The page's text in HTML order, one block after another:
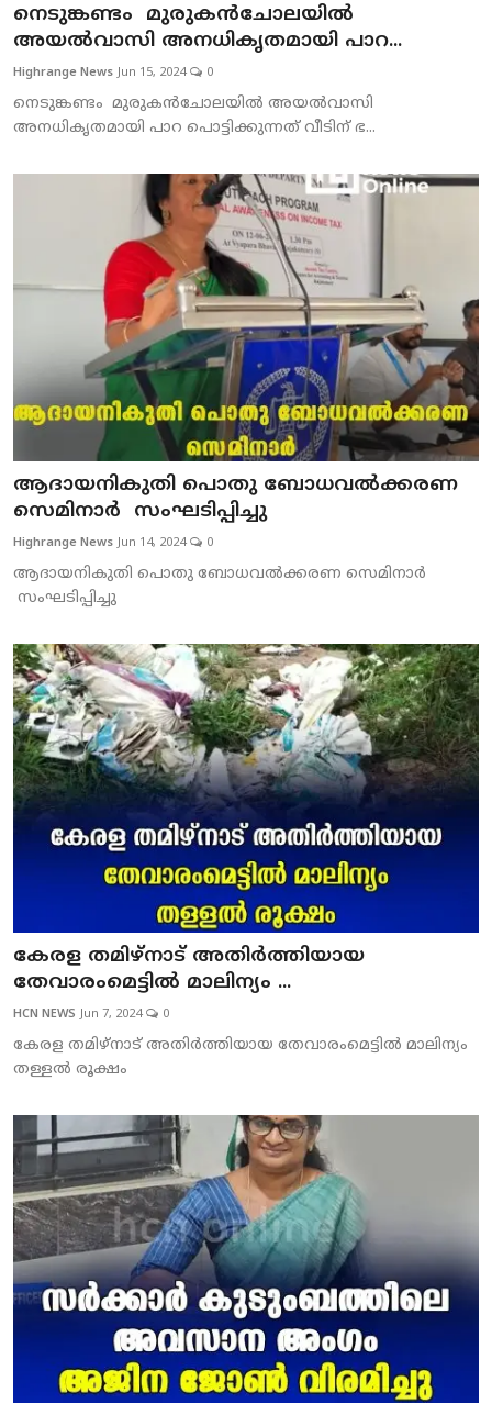
നെടുങ്കണ്ടം മുരുകന്‍ചോലയില്‍
അയല്‍വാസി അനധികൃതമായി പാറ...
Highrange News Jun 15, 2024 0
നെടുങ്കണ്ടം മുരുകന്‍ചോലയില്‍ അയല്‍വാസി
അനധികൃതമായി പാറ പൊട്ടിക്കുന്നത് വീടിന് ഭ...
ആദായനികുതി പൊതു ബോധവല്‍ക്കരണ
സെമിനാര്‍ സംഘടിപ്പിച്ചു
Highrange News Jun 14, 2024 0
ആദായനികുതി പൊതു ബോധവല്‍ക്കരണ സെമിനാര്‍
സംഘടിപ്പിച്ചു
കേരള തമിഴ്‌നാട് അതിര്‍ത്തിയായ
തേവാരംമെട്ടില്‍ മാലിന്യം ...
HCN NEWS Jun 7, 2024 0
കേരള തമിഴ്‌നാട് അതിര്‍ത്തിയായ തേവാരംമെട്ടില്‍ മാലിന്യം
തള്ളല്‍ രൂക്ഷം